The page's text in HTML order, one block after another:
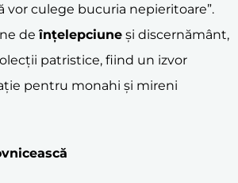
vor culege bucuria nepieritoare”.
de înțelepciune și discernământ,
patristice, fiind un izvor
pentru monahi și mireni